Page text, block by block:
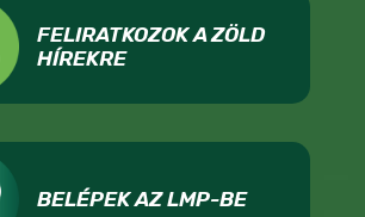
FELIRATKOZOK A ZÖLD
HÍREKRE
BELÉPEK AZ LMP-BE